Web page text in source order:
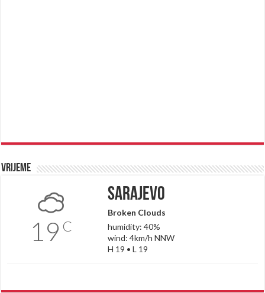
Vrijeme
19 C
Sarajevo
Broken Clouds
humidity: 40%
wind: 4km/h NNW
H 19 • L 19